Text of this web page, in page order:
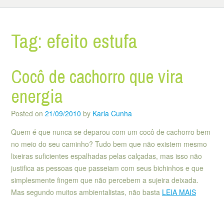
Tag: efeito estufa
Cocô de cachorro que vira
energia
Posted on 21/09/2010 by Karla Cunha
Quem é que nunca se deparou com um cocô de cachorro bem
no meio do seu caminho? Tudo bem que não existem mesmo
lixeiras suficientes espalhadas pelas calçadas, mas isso não
justifica as pessoas que passeiam com seus bichinhos e que
simplesmente fingem que não percebem a sujeira deixada.
Mas segundo muitos ambientalistas, não basta LEIA MAIS